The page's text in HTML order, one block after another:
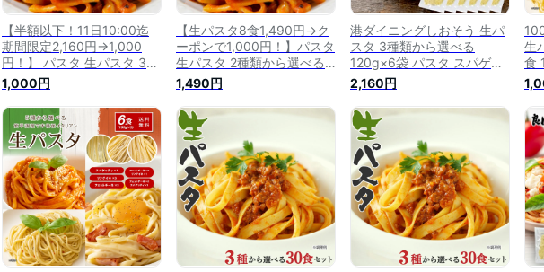
【半額以下！11日10:00迄
期間限定2,160円→1,000
円！】 パスタ 生パスタ 3種
類 選べる パスタ麺 もちも
ち麺 北海道 金の.生パスタ
10食/180g×5袋. 生麺 スパ
ゲッティ 糖質制限 低糖質
フェットチーネ リングイネ
セット 低糖質麺 パスタセッ
ト 詰め合わせ【DS02】
【Q】
1,000円
【生パスタ8食1,490円→ク
ーポンで1,000円！】パスタ
生パスタ 2種類から選べる
北海道 金の.生パスタ8
食/200g×4袋. 糖質制限 低
糖質 パスタ フェットチーネ
リングイネ スパゲッティ セ
ット 詰め合わせ ポイント消
化【DS01】
1,490円
港ダイニングしおそう 生パ
スタ 3種類から選べる
120g×6袋 パスタ スパゲテ
ィ フェットチーネ リングイ
ネ セット スパゲッティ 生
麺 (スパゲティ)
2,160円
生
食
リ
ス
ス
ン
ン
ま